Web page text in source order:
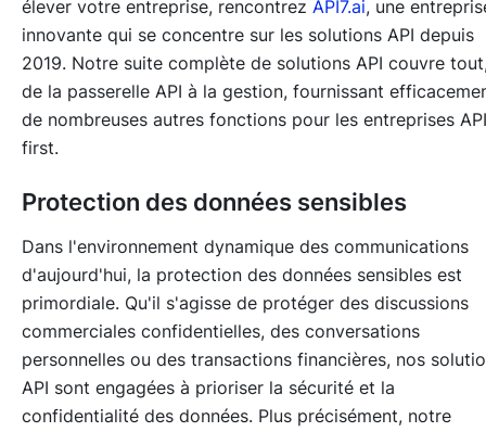
élever votre entreprise, rencontrez API7.ai, une
innovante qui se concentre sur les solutions API depuis
2019. Notre suite complète de solutions API couvre
de la passerelle API à la gestion, fournissant
de nombreuses autres fonctions pour les entreprises
first.
Protection des données sensibles
Dans l'environnement dynamique des communications
d'aujourd'hui, la protection des données sensibles est
primordiale. Qu'il s'agisse de protéger des discussions
commerciales confidentielles, des conversations
personnelles ou des transactions financières, nos
API sont engagées à prioriser la sécurité et la
confidentialité des données. Plus précisément, notre